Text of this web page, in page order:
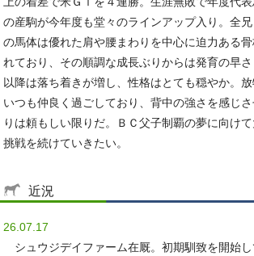
の産駒が今年度も堂々のラインアップ入り。全
の馬体は優れた肩や腰まわりを中心に迫力ある
れており、その順調な成長ぶりからは発育の早
以降は落ち着きが増し、性格はとても穏やか。
いつも仲良く過ごしており、背中の強さを感じ
りは頼もしい限りだ。ＢＣ父子制覇の夢に向けて
挑戦を続けていきたい。
近況
26.07.17
シュウジデイファーム在厩。初期馴致を開始し